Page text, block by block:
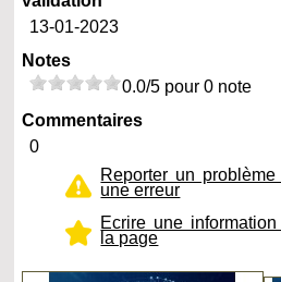
13-01-2023
Notes
0.0/5 pour 0 note
Commentaires
0
Reporter un
une erreur
Ecrire une
la page